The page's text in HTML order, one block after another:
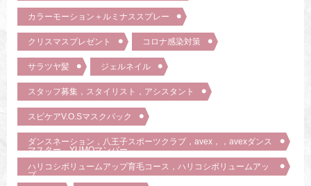
カラーモーション＋ルミナススプレー
クリスマスプレゼント コロナ感染対策
サラツヤ髪 ジェルネイル
スタッフ募集，スタイリスト，アシスタント
スピケアV.O.Sマスクパック
ダンスネーション，八王子スポーツクラブ，avex，，avexダンス
マスター，YUMOマンバー
ハリコシボリュームアップ育毛コース，ハリコシボリュームアッ
プ